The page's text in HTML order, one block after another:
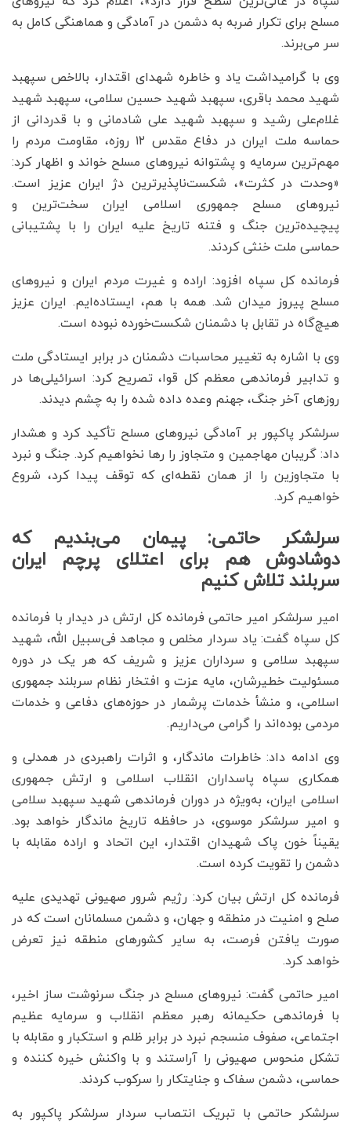
مسلح برای تکرار ضربه به دشمن در آمادگی و هماهنگی کامل به
سر می‌برند.
وی با گرامیداشت یاد و خاطره شهدای اقتدار، بالاخص سپهبد
شهید محمد باقری، سپهبد شهید حسین سلامی، سپهبد شهید
غلام‌علی رشید و سپهبد شهید علی شادمانی و با قدردانی از
حماسه ملت ایران در دفاع مقدس ۱۲ روزه، مقاومت مردم را
مهم‌ترین سرمایه و پشتوانه نیروهای مسلح خواند و اظهار کرد:
«وحدت در کثرت»، شکست‌ناپذیرترین دژ ایران عزیز است.
نیروهای مسلح جمهوری اسلامی ایران سخت‌ترین و
پیچیده‌ترین جنگ و فتنه تاریخ علیه ایران را با پشتیبانی
حماسی ملت خنثی کردند.
فرمانده کل سپاه افزود: اراده و غیرت مردم ایران و نیروهای
مسلح پیروز میدان شد. همه با هم، ایستاده‌ایم. ایران عزیز
هیچ‌گاه در تقابل با دشمنان شکست‌خورده نبوده است.
وی با اشاره به تغییر محاسبات دشمنان در برابر ایستادگی ملت
و تدابیر فرماندهی معظم کل قوا، تصریح کرد: اسرائیلی‌ها در
روزهای آخر جنگ، جهنم وعده داده شده را به چشم دیدند.
سرلشکر پاکپور بر آمادگی نیروهای مسلح تأکید کرد و هشدار
داد: گریبان مهاجمین و متجاوز را رها نخواهیم کرد. جنگ و نبرد
با متجاوزین را از همان نقطه‌ای که توقف پیدا کرد، شروع
خواهیم کرد.
سرلشکر حاتمی: پیمان می‌بندیم که
دوشادوش هم برای اعتلای پرچم ایران
سربلند تلاش کنیم
امیر سرلشکر امیر حاتمی فرمانده کل ارتش در دیدار با فرمانده
کل سپاه گفت: یاد سردار مخلص و مجاهد فی‌سبیل الله، شهید
سپهبد سلامی و سرداران عزیز و شریف که هر یک در دوره
مسئولیت خطیرشان، مایه عزت و افتخار نظام سربلند جمهوری
اسلامی، و منشأ خدمات پرشمار در حوزه‌های دفاعی و خدمات
مردمی بوده‌اند را گرامی می‌داریم.
وی ادامه داد: خاطرات ماندگار، و اثرات راهبردی در همدلی و
همکاری سپاه پاسداران انقلاب اسلامی و ارتش جمهوری
اسلامی ایران، به‌ویژه در دوران فرماندهی شهید سپهبد سلامی
و امیر سرلشکر موسوی، در حافظه تاریخ ماندگار خواهد بود.
یقیناً خون پاک شهیدان اقتدار، این اتحاد و اراده مقابله با
دشمن را تقویت کرده است.
فرمانده کل ارتش بیان کرد: رژیم شرور صهیونی تهدیدی علیه
صلح و امنیت در منطقه و جهان، و دشمن مسلمانان است که در
صورت یافتن فرصت، به سایر کشورهای منطقه نیز تعرض
خواهد کرد.
امیر حاتمی گفت: نیروهای مسلح در جنگ سرنوشت ساز اخیر،
با فرماندهی حکیمانه رهبر معظم انقلاب و سرمایه عظیم
اجتماعی، صفوف منسجم نبرد در برابر ظلم و استکبار و مقابله با
تشکل منحوس صهیونی را آراستند و با واکنش خیره کننده و
حماسی، دشمن سفاک و جنایتکار را سرکوب کردند.
سرلشکر حاتمی با تبریک انتصاب سردار سرلشکر پاکپور به